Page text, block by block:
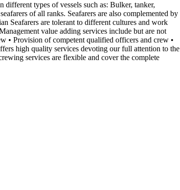
types of vessels such as: Bulker, tanker,
of all ranks. Seafarers are also complemented by
Seafarers are tolerant to different cultures and work
value adding services include but are not
• Provision of competent qualified officers and crew •
high quality services devoting our full attention to the
services are flexible and cover the complete